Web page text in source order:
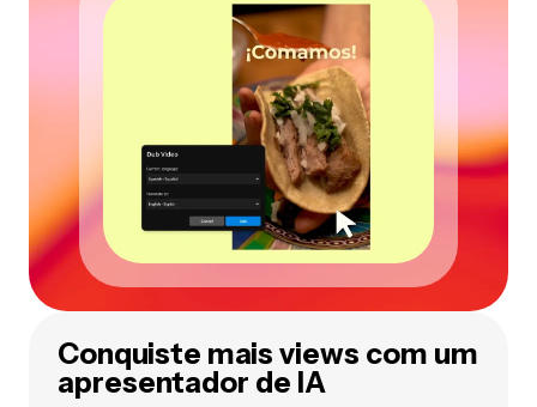
Conquiste mais views com um
apresentador de IA